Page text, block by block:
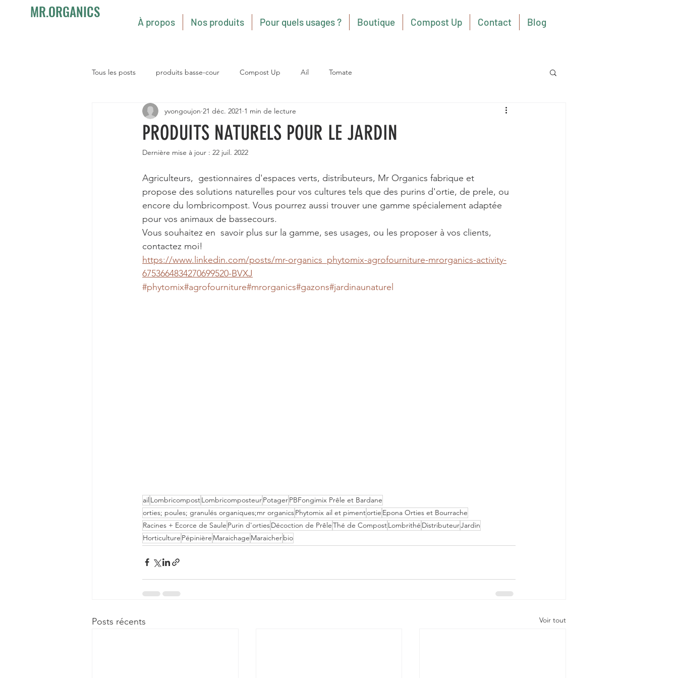
MR.ORGANICS
À propos Nos produits Pour quels usages ? Boutique Compost Up Contact Blog
Tous les posts produits basse-cour Compost Up Ail Tomate
PRODUITS NATURELS POUR LE JARDIN
yvongoujon 21 déc. 2021 1 min de lecture
Dernière mise à jour : 22 juil. 2022
Agriculteurs,  gestionnaires d'espaces verts, distributeurs, Mr Organics fabrique et
propose des solutions naturelles pour vos cultures tels que des purins d'ortie, de prele, ou
encore du lombricompost. Vous pourrez aussi trouver une gamme spécialement adaptée
pour vos animaux de bassecours.
Vous souhaitez en  savoir plus sur la gamme, ses usages, ou les proposer à vos clients,
contactez moi!
https://www.linkedin.com/posts/mr-organics_phytomix-agrofourniture-mrorganics-activity-
6753664834270699520-BVXJ
#phytomix#agrofourniture#mrorganics#gazons#jardinaunaturel
ail LombricompostLombricomposteurPotagerPBFongimix Prêle et Bardane
orties; poules; granulés organiques;mr organicsPhytomix ail et pimentortie Epona Orties et Bourrache
Racines + Ecorce de Saule Purin d'ortiesDécoction de PrêleThé de CompostLombrithé DistributeurJardin
Horticulture Pépinière Maraichage Maraicherbio
Posts récents Voir tout